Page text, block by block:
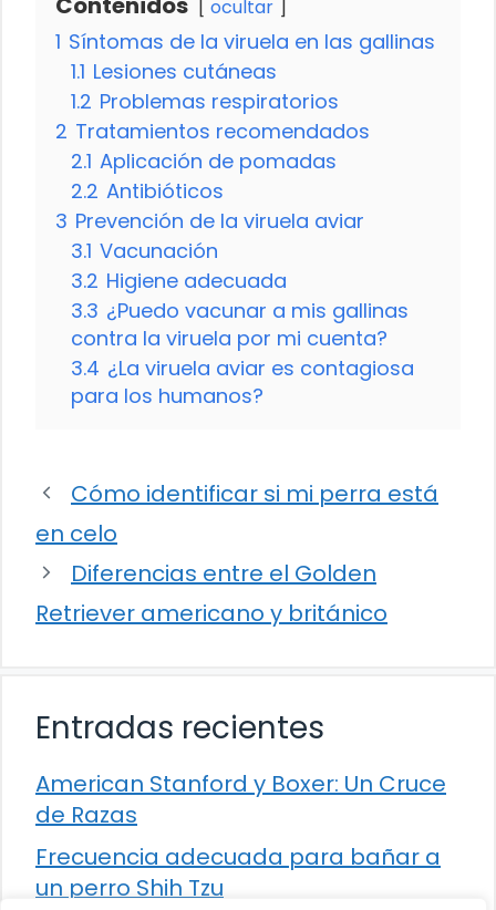
ocultar
1 Síntomas de la viruela en las gallinas
1.1 Lesiones cutáneas
1.2 Problemas respiratorios
2 Tratamientos recomendados
2.1 Aplicación de pomadas
2.2 Antibióticos
3 Prevención de la viruela aviar
3.1 Vacunación
3.2 Higiene adecuada
3.3 ¿Puedo vacunar a mis gallinas
contra la viruela por mi cuenta?
3.4 ¿La viruela aviar es contagiosa
para los humanos?
Cómo identificar si mi perra está
en celo
Diferencias entre el Golden
Retriever americano y británico
Entradas recientes
American Stanford y Boxer: Un Cruce
de Razas
Frecuencia adecuada para bañar a
un perro Shih Tzu